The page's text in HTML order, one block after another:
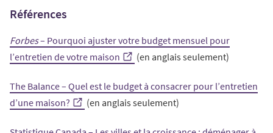
Références
Forbes– Pourquoi ajuster votre budget mensuel pour
l’entretien de votre maison
(en anglais seulement)
The Balance – Quel est le budget à consacrer pour l’entretien
d’une maison?
(en anglais seulement)